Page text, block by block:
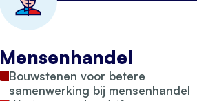
Mensenhandel
Bouwstenen voor betere
samenwerking bij mensenhandel